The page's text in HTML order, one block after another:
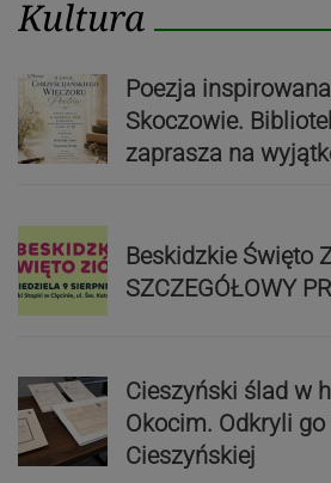
Kultura
Poezja
Skoczowie.
zaprasza na
Beskidzkie Święto
SZCZEGÓŁOWY
Cieszyński ślad w
Okocim. Odkryli
Cieszyńskiej